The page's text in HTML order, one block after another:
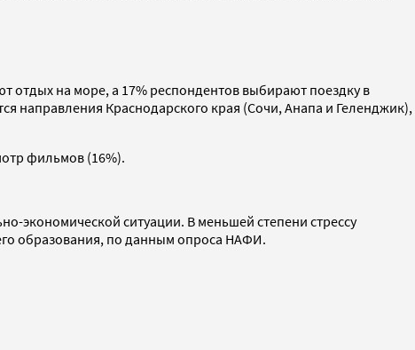
отдых на море, а 17% респондентов выбирают поездку в
направления Краснодарского края (Сочи, Анапа и Геленджик),
фильмов (16%).
экономической ситуации. В меньшей степени стрессу
образования, по данным опроса НАФИ.